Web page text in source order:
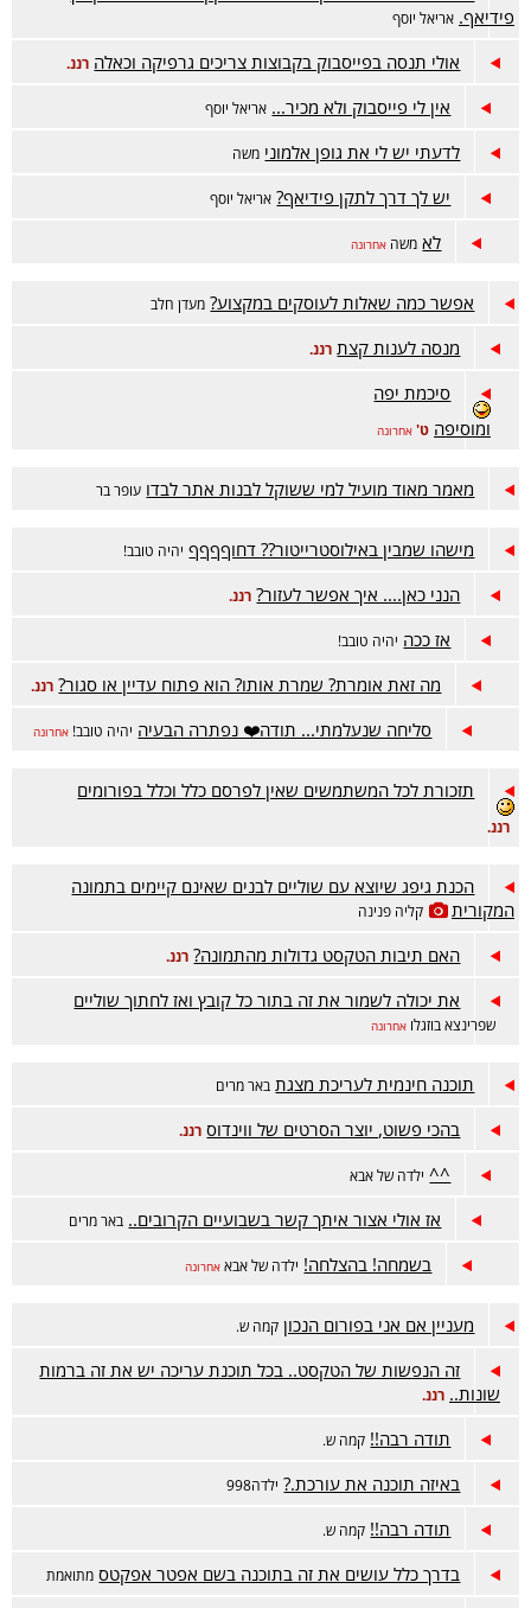
פידיאף. אריאל יוסף
אולי תנסה בפייסבוק בקבוצות צריכים גרפיקה וכאלה רננ.
אין לי פייסבוק ולא מכיר... אריאל יוסף
לדעתי יש לי את גופן אלמוני משה
יש לך דרך לתקן פידיאף? אריאל יוסף
לא משה אחרונה
אפשר כמה שאלות לעוסקים במקצוע? מעדן חלב
מנסה לענות קצת רננ.
סיכמת יפה
ומוסיפה ט' אחרונה
מאמר מאוד מועיל למי ששוקל לבנות אתר לבדו עופר בר
מישהו שמבין באילוסטרייטור?? דחוףףףף יהיה טובב!
הנני כאן.... איך אפשר לעזור? רננ.
אז ככה יהיה טובב!
מה זאת אומרת? שמרת אותו? הוא פתוח עדיין או סגור? רננ.
סליחה שנעלמתי... תודה❤️ נפתרה הבעיה יהיה טובב! אחרונה
תזכורת לכל המשתמשים שאין לפרסם כלל וכלל בפורומים
רננ.
הכנת גיפג שיוצא עם שוליים לבנים שאינם קיימים בתמונה
המקורית
קליה פנינה
האם תיבות הטקסט גדולות מהתמונה? רננ.
את יכולה לשמור את זה בתור כל קובץ ואז לחתוך שוליים
שפרינצא בוזגלו אחרונה
תוכנה חינמית לעריכת מצגת באר מרים
בהכי פשוט, יוצר הסרטים של ווינדוס רננ.
^^ ילדה של אבא
אז אולי אצור איתך קשר בשבועיים הקרובים.. באר מרים
בשמחה! בהצלחה! ילדה של אבא אחרונה
מעניין אם אני בפורום הנכון קמה ש.
זה הנפשות של הטקסט.. בכל תוכנת עריכה יש את זה ברמות
שונות.. רננ.
תודה רבה!! קמה ש.
באיזה תוכנה את עורכת.? ילדה998
תודה רבה!! קמה ש.
בדרך כלל עושים את זה בתוכנה בשם אפטר אפקטס מתואמת